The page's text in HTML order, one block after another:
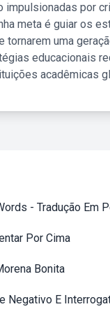
impulsionadas por
meta é guiar os
tornarem uma
educacionais
acadêmicas
- Tradução Em
Por Cima
Bonita
Negativo E